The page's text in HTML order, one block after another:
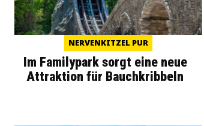
NERVENKITZEL PUR
Im Familypark sorgt eine neue
Attraktion für Bauchkribbeln